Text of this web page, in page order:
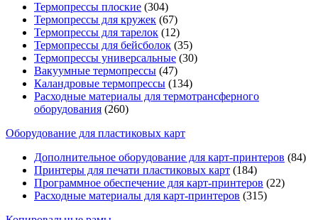
Термопрессы плоские (304)
Термопрессы для кружек (67)
Термопрессы для тарелок (12)
Термопрессы для бейсболок (35)
Термопрессы универсальные (30)
Вакуумные термопрессы (47)
Каландровые термопрессы (134)
Расходные материалы для термотрансферного
оборудования (260)
Оборудование для пластиковых карт
Дополнительное оборудование для карт-принтеров (84)
Принтеры для печати пластиковых карт (184)
Программное обеспечение для карт-принтеров (22)
Расходные материалы для карт-принтеров (315)